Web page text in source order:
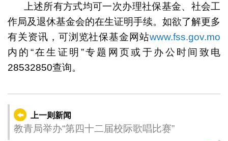
上述所有方式均可一次办理社保基金、社会工
作局及退休基金会的在生证明手续。如欲了解更多
有关资讯，可浏览社保基金网站www.fss.gov.mo
内的“在生证明”专题网页或于办公时间致电
28532850查询。
上一则新闻
教青局举办“第四十二届校际歌唱比赛”